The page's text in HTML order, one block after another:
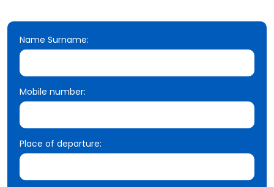
Name Surname:
Mobile number:
Place of departure: